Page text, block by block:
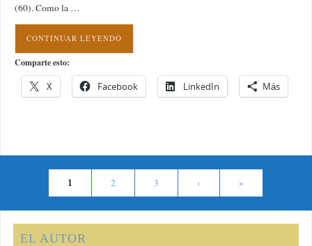
(60). Como la …
CONTINUAR LEYENDO
Comparte esto:
X Facebook LinkedIn Más
1 2 3 › »
EL AUTOR